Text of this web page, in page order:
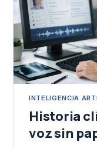
INTELIGENCIA
Historia
voz sin